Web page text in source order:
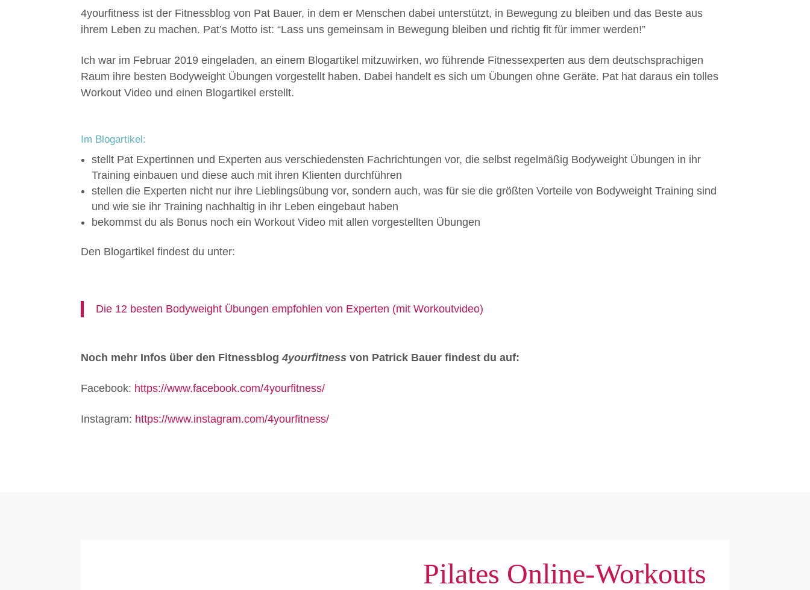
4yourfitness ist der Fitnessblog von Pat Bauer, in dem er Menschen dabei unterstützt, in Bewegung zu bleiben und das Beste aus
ihrem Leben zu machen. Pat’s Motto ist: “Lass uns gemeinsam in Bewegung bleiben und richtig fit für immer werden!”
Ich war im Februar 2019 eingeladen, an einem Blogartikel mitzuwirken, wo führende Fitnessexperten aus dem deutschsprachigen
Raum ihre besten Bodyweight Übungen vorgestellt haben. Dabei handelt es sich um Übungen ohne Geräte. Pat hat daraus ein tolles
Workout Video und einen Blogartikel erstellt.
Im Blogartikel:
stellt Pat Expertinnen und Experten aus verschiedensten Fachrichtungen vor, die selbst regelmäßig Bodyweight Übungen in ihr
Training einbauen und diese auch mit ihren Klienten durchführen
stellen die Experten nicht nur ihre Lieblingsübung vor, sondern auch, was für sie die größten Vorteile von Bodyweight Training sind
und wie sie ihr Training nachhaltig in ihr Leben eingebaut haben
bekommst du als Bonus noch ein Workout Video mit allen vorgestellten Übungen
Den Blogartikel findest du unter:
Die 12 besten Bodyweight Übungen empfohlen von Experten (mit Workoutvideo)
Noch mehr Infos über den Fitnessblog4yourfitness von Patrick Bauer findest du auf:
Facebook: https://www.facebook.com/4yourfitness/
Instagram: https://www.instagram.com/4yourfitness/
Pilates Online-Workouts